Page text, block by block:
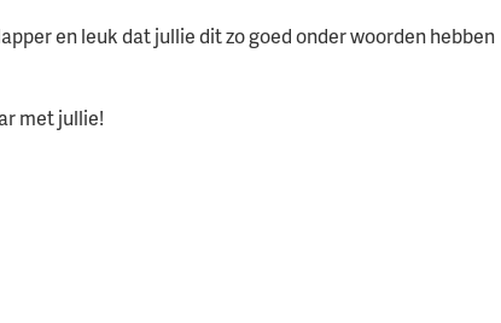
en leuk dat jullie dit zo goed onder woorden hebben
met jullie!